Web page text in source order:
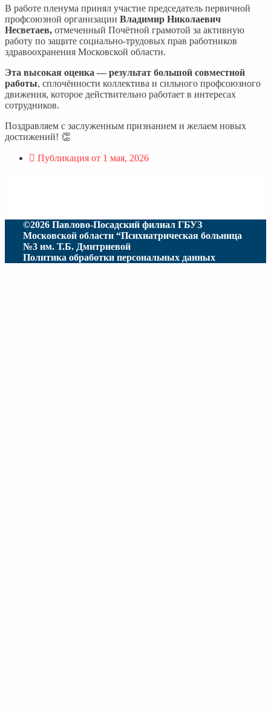
В работе пленума принял участие председатель первичной
профсоюзной организации Владимир Николаевич
Несветаев, отмеченный Почётной грамотой за активную
работу по защите социально-трудовых прав работников
здравоохранения Московской области.
Эта высокая оценка — результат большой совместной
работы, сплочённости коллектива и сильного профсоюзного
движения, которое действительно работает в интересах
сотрудников.
Поздравляем с заслуженным признанием и желаем новых
достижений! 👏
Публикация от 1 мая, 2026
©2026 Павлово-Посадский филиал ГБУЗ
Московской области “Психиатрическая больница
№3 им. Т.Б. Дмитриевой
Политика обработки персональных данных